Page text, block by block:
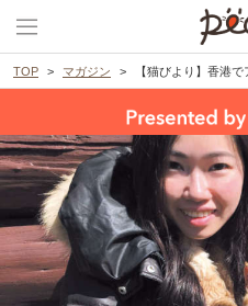
TOP マガジン 【猫びより】香港でアニマ